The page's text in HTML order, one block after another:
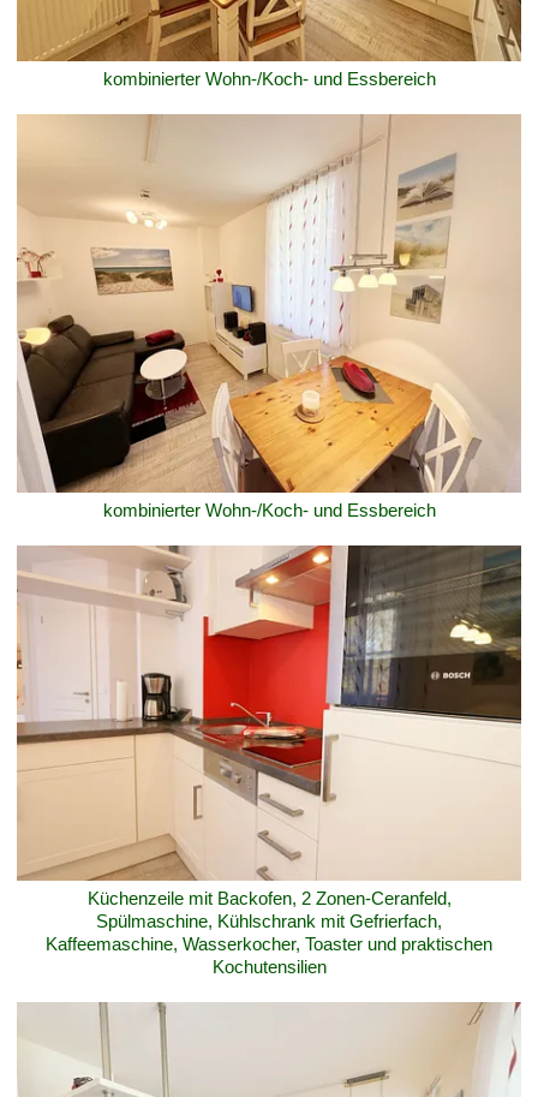
kombinierter Wohn-/Koch- und Essbereich
kombinierter Wohn-/Koch- und Essbereich
Küchenzeile mit Backofen, 2 Zonen-Ceranfeld,
Spülmaschine, Kühlschrank mit Gefrierfach,
Kaffeemaschine, Wasserkocher, Toaster und praktischen
Kochutensilien